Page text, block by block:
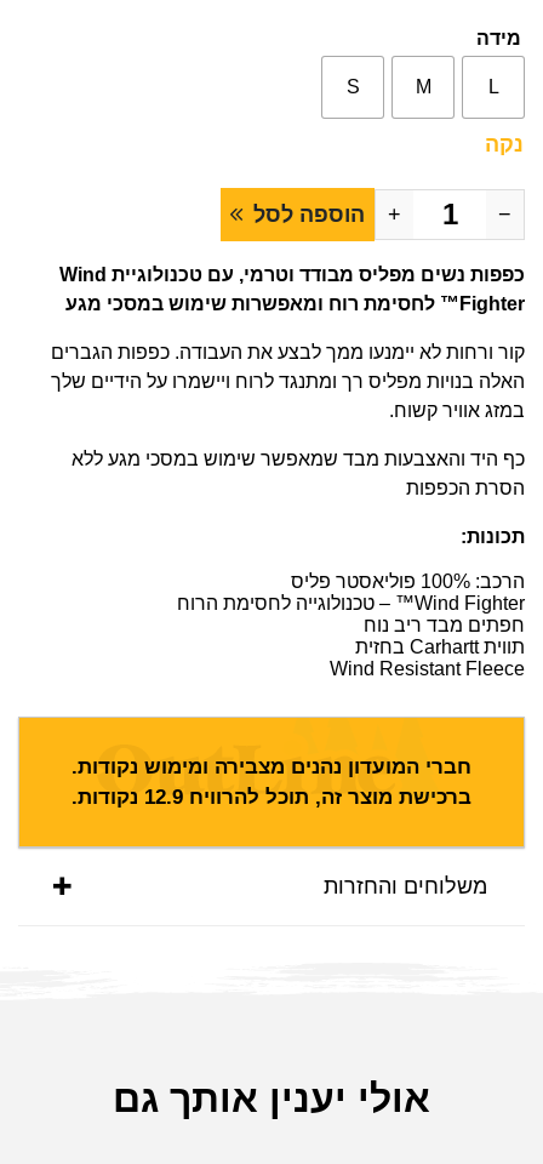
מידה
L
M
S
נקה
−
+ הוספה לסל
כפפות נשים מפליס מבודד וטרמי, עם טכנולוגיית Wind
Fighter™ לחסימת רוח ומאפשרות שימוש במסכי מגע
קור ורחות לא יימנעו ממך לבצע את העבודה. כפפות הגברים
האלה בנויות מפליס רך ומתנגד לרוח ויישמרו על הידיים שלך
במזג אוויר קשוח.
כף היד והאצבעות מבד שמאפשר שימוש במסכי מגע ללא
הסרת הכפפות
תכונות:
הרכב: 100% פוליאסטר פליס
Wind Fighter™ – טכנולוגייה לחסימת הרוח
חפתים מבד ריב נוח
תווית Carhartt בחזית
Wind Resistant Fleece
חברי המועדון נהנים מצבירה ומימוש נקודות.
ברכישת מוצר זה, תוכל להרוויח 12.9 נקודות.
משלוחים והחזרות
אולי יענין אותך גם